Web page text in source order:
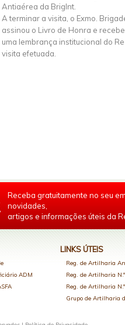
Antiaérea da BrigInt.
A terminar a visita, o Exmo.
assinou o Livro de Honra e
uma lembrança institucional do
visita efetuada.
Receba gratuitamente no seu
novidades,
artigos e informações úteis da
ADM
LINKS ÚTEIS
Reg. de Artilharia
Reg. de Artilharia
Reg. de Artilharia
Grupo de Artilharia